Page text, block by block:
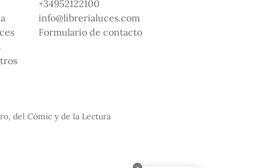
+34952122100
info@librerialuces.com
Formulario de contacto
del Cómic y de la Lectura